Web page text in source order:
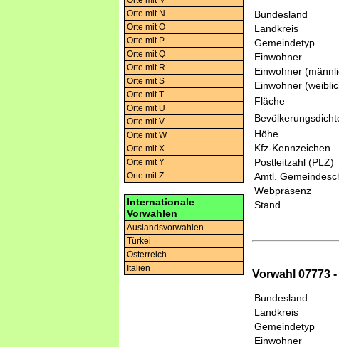
Orte mit N
Orte mit O
Orte mit P
Orte mit Q
Orte mit R
Orte mit S
Orte mit T
Orte mit U
Orte mit V
Orte mit W
Orte mit X
Orte mit Y
Orte mit Z
Internationale
Vorwahlen
Auslandsvorwahlen
Türkei
Österreich
Italien
Bundesland
Landkreis
Gemeindetyp
Einwohner
Einwohner
Einwohner
Fläche
Höhe
Kfz-Kennzeichen
Postleitzahl (PLZ)
Amtl.
Webpräsenz
Stand
Vorwahl 07773
Bundesland
Landkreis
Gemeindetyp
Einwohner